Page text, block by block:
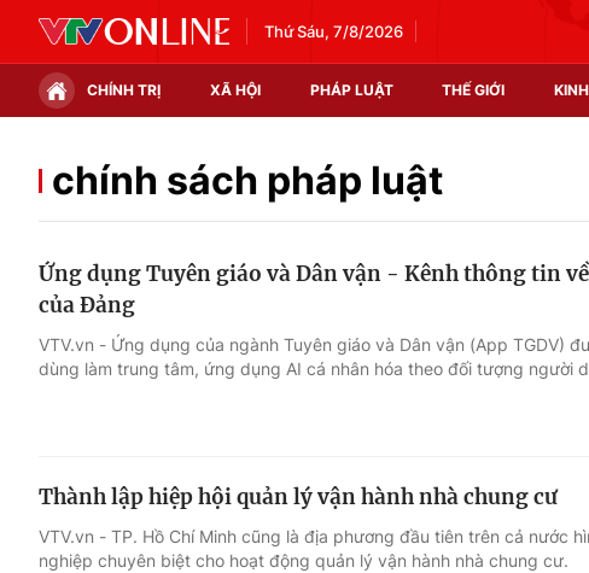
Thứ Sáu, 7/8/2026
CHÍNH TRỊ XÃ HỘI PHÁP LUẬT THẾ GIỚI
Chính trị Xã hội
Tin tức
Thế giới đó đây
Câu chuyện quốc tế
Thị trường
chính sách pháp luật
Ứng dụng Tuyên giáo và Dân vận - Kênh thông tin
của Đảng
VTV.vn - Ứng dụng của ngành Tuyên giáo và Dân vận (App TGDV)
dùng làm trung tâm, ứng dụng AI cá nhân hóa theo đối tượng người
Thành lập hiệp hội quản lý vận hành nhà chung cư
VTV.vn - TP. Hồ Chí Minh cũng là địa phương đầu tiên trên cả nước
nghiệp chuyên biệt cho hoạt động quản lý vận hành nhà chung cư.